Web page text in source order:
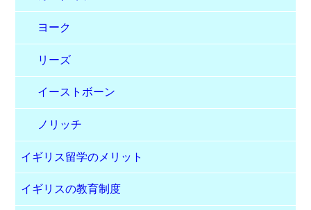
ヨーク
リーズ
イーストボーン
ノリッチ
イギリス留学のメリット
イギリスの教育制度